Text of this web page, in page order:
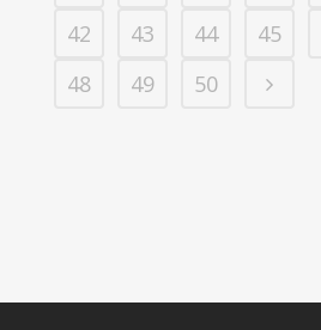
42
43 44 45
48
49 50